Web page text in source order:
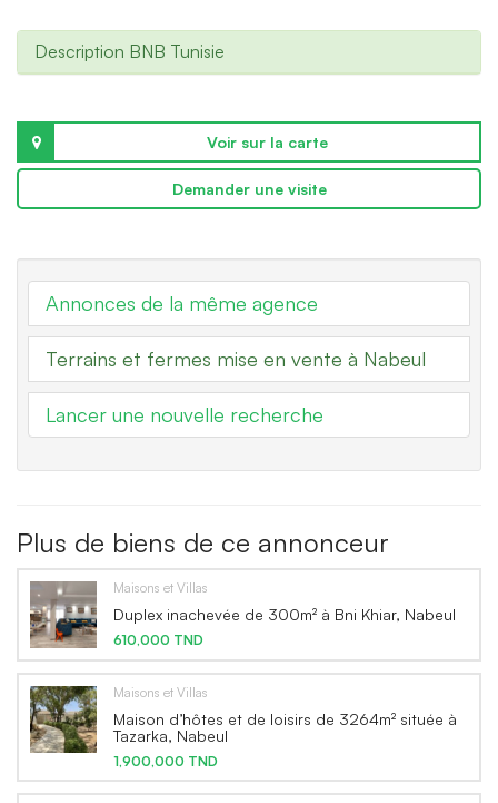
Description BNB Tunisie
Voir sur la carte
Demander une visite
Annonces de la même agence
Terrains et fermes mise en vente à Nabeul
Lancer une nouvelle recherche
Plus de biens de ce annonceur
Maisons et Villas
Duplex inachevée de 300m² à Bni Khiar, Nabeul
610,000 TND
Maisons et Villas
Maison d’hôtes et de loisirs de 3264m² située à
Tazarka, Nabeul
1,900,000 TND